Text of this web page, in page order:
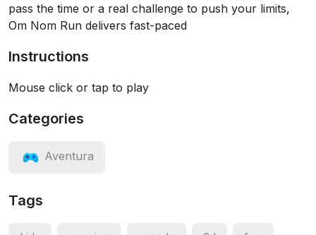
pass the time or a real challenge to push your limits,
Om Nom Run delivers fast-paced
Instructions
Mouse click or tap to play
Categories
Aventura
Tags